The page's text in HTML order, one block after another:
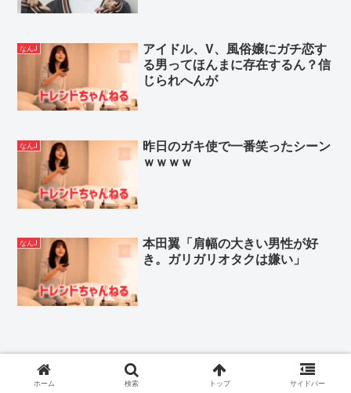
なんJ
アイドル、V、風俗嬢にガチ恋す
る男ってほんまに存在するん？信
じられへんが
なんJ
昨日のガキ使で一番笑ったシーン
ｗｗｗｗ
なんJ
本田翼「肩幅の大きい男性が好
き。ガリガリオタクは嫌い」
千鳥大吾「M1のオズワルドのおもろさが
全く理解できなかった」
ホーム 検索 トップ サイドバー